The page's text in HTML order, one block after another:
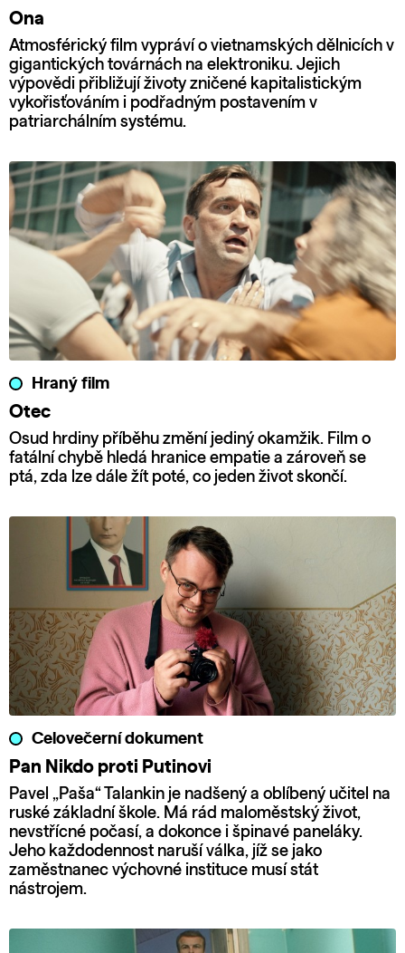
Ona
Atmosférický film vypráví o vietnamských dělnicích v
gigantických továrnách na elektroniku. Jejich
výpovědi přibližují životy zničené kapitalistickým
vykořisťováním i podřadným postavením v
patriarchálním systému.
Hraný film
Otec
Osud hrdiny příběhu změní jediný okamžik. Film o
fatální chybě hledá hranice empatie a zároveň se
ptá, zda lze dále žít poté, co jeden život skončí.
Celovečerní dokument
Pan Nikdo proti Putinovi
Pavel „Paša“ Talankin je nadšený a oblíbený učitel na
ruské základní škole. Má rád maloměstský život,
nevstřícné počasí, a dokonce i špinavé paneláky.
Jeho každodennost naruší válka, jíž se jako
zaměstnanec výchovné instituce musí stát
nástrojem.